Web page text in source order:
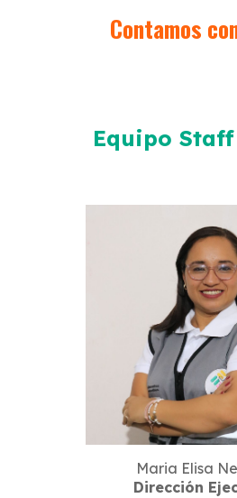
Contamos
Equipo Staff
Maria Elisa
Dirección